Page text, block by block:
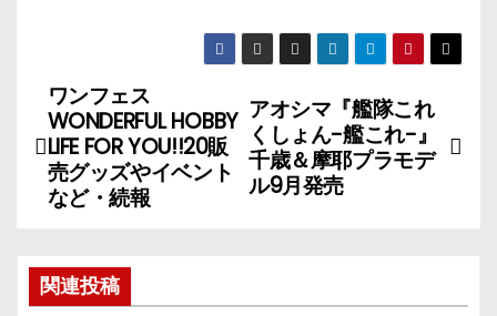
投
稿
ナ
ゲ
アオシマ『艦隊これ
くしょん-艦これ-』
千歳＆摩耶プラモデ
ル9月発売
ワンフェス
WONDERFUL HOBBY
LIFE FOR YOU!!20販
売グッズやイベント
など・続報
関連投稿